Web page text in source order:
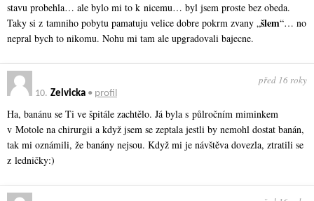
stavu probehla… ale bylo mi to k nicemu… byl jsem proste bez obeda.
Taky si z tamniho pobytu pamatuju velice dobre pokrm zvany „šlem“… no
nepral bych to nikomu. Nohu mi tam ale upgradovali bajecne.
10. Zelvicka • profil
před 16 roky
Ha, banánu se Ti ve špitále zachtělo. Já byla s půlročním miminkem
v Motole na chirurgii a když jsem se zeptala jestli by nemohl dostat banán,
tak mi oznámili, že banány nejsou. Když mi je návštěva dovezla, ztratili se
z ledničky:)